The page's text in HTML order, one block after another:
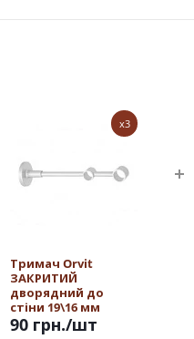
x3
Тримач Orvit
ЗАКРИТИЙ
дворядний до
стіни 19\16 мм
САТИН
90 грн./шт